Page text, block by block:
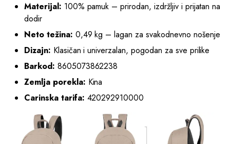
Materijal: 100% pamuk – prirodan, izdržljiv i prijatan na
dodir
Neto težina: 0,49 kg – lagan za svakodnevno nošenje
Dizajn: Klasičan i univerzalan, pogodan za sve prilike
Barkod: 8605073862238
Zemlja porekla: Kina
Carinska tarifa: 420292910000